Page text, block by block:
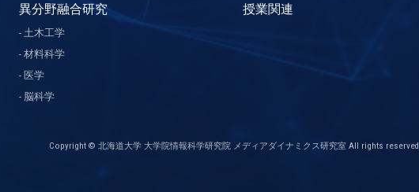
異分野融合研究
土木工学
材料科学
医学
脳科学
授業関連
Copyright © 北海道大学 大学院情報科学研究院 メディアダイナミクス研究室 All rights reserved.